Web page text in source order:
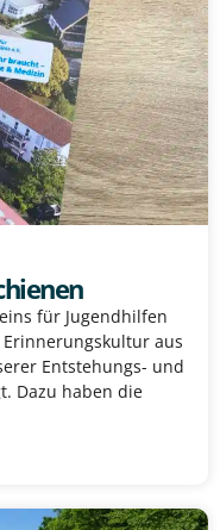
für Jugendhilfen
aus
Entstehungs- und
Dazu haben die